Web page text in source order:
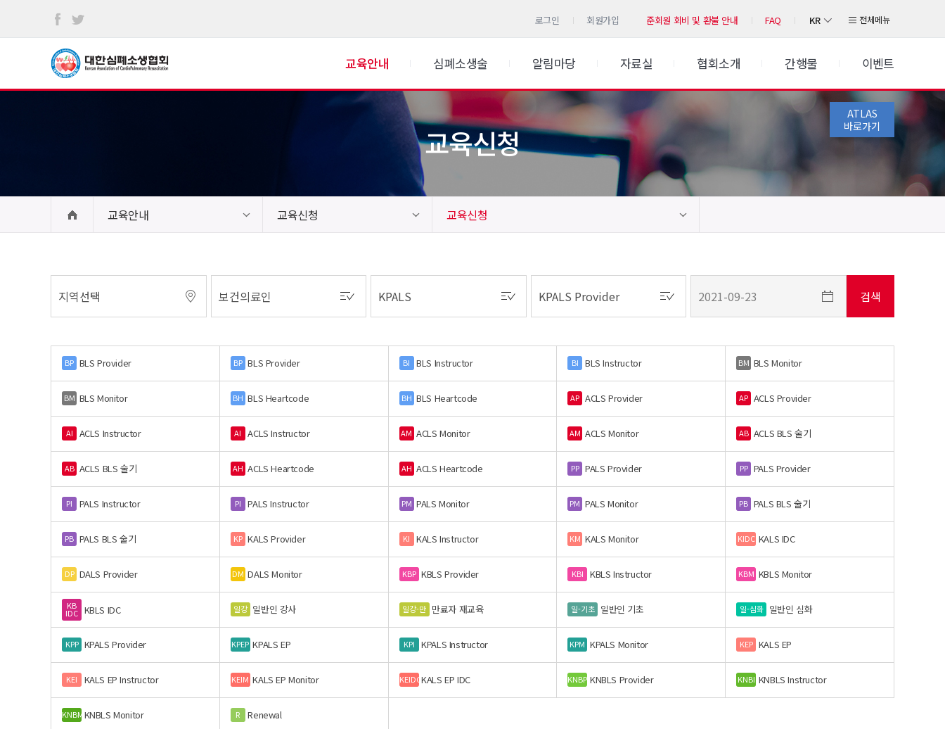
로그인 회원가입 준회원 회비 및 환불 안내 FAQ KR 전체메뉴
교육안내 심폐소생술 알림마당 자료실 협회소개 간행물 이벤트
ATLAS
바로가기
교육신청
교육안내 교육신청 교육신청
BP BLS Provider BP BLS Provider BI BLS Instructor BI BLS Instructor BM BLS Monitor
BM BLS Monitor BH BLS Heartcode BH BLS Heartcode AP ACLS Provider AP ACLS Provider
AI ACLS Instructor AI ACLS Instructor AM ACLS Monitor AM ACLS Monitor AB ACLS BLS 술기
AB ACLS BLS 술기 AH ACLS Heartcode AH ACLS Heartcode PP PALS Provider PP PALS Provider
PI PALS Instructor PI PALS Instructor PM PALS Monitor PM PALS Monitor PB PALS BLS 술기
PB PALS BLS 술기 KP KALS Provider KI KALS Instructor KM KALS Monitor KIDC KALS IDC
DP DALS Provider DM DALS Monitor KBP KBLS Provider KBI KBLS Instructor KBM KBLS Monitor
KB
IDC KBLS IDC 일강 일반인 강사 일강-만 만료자 재교육 일-기초 일반인 기초 일-심화 일반인 심화
KPP KPALS Provider KPEP KPALS EP KPI KPALS Instructor KPM KPALS Monitor KEP KALS EP
KEI KALS EP Instructor KEIM KALS EP Monitor KEIDCKALS EP IDC KNBP KNBLS Provider KNBI KNBLS Instructor
KNBM KNBLS Monitor R Renewal